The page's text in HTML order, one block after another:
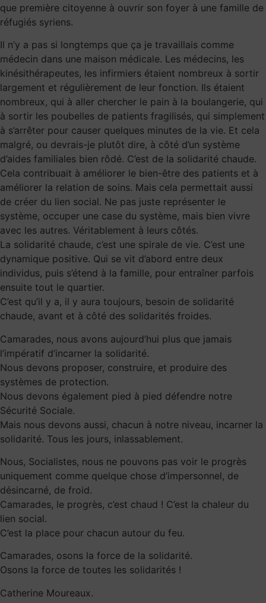
que première citoyenne à ouvrir son foyer à une famille de
réfugiés syriens.
Il n’y a pas si longtemps que ça je travaillais comme
médecin dans une maison médicale. Les médecins, les
kinésithérapeutes, les infirmiers étaient nombreux à sortir
largement et régulièrement de leur fonction. Ils étaient
nombreux, qui à aller chercher le pain à la boulangerie, qui
à sortir les poubelles de patients fragilisés, qui simplement
à s’arrêter pour causer quelques minutes de la vie. Et cela
malgré, ou devrais-je plutôt dire, à côté d’un système
d’aides familiales bien rôdé. C’est de la solidarité chaude.
Cela contribuait à améliorer le bien-être des patients et à
améliorer la relation de soins. Mais cela permettait aussi
de créer du lien social. Ne pas juste représenter le
système, occuper une case du système, mais bien vivre
avec les autres. Véritablement à leurs côtés.
La solidarité chaude, c’est une spirale de vie. C’est une
dynamique positive. Qui se vit d’abord entre deux
individus, puis s’étend à la famille, pour entraîner parfois
ensuite tout le quartier.
C’est qu’il y a, il y aura toujours, besoin de solidarité
chaude, avant et à côté des solidarités froides.
Camarades, nous avons aujourd’hui plus que jamais
l’impératif d’incarner la solidarité.
Nous devons proposer, construire, et produire des
systèmes de protection.
Nous devons également pied à pied défendre notre
Sécurité Sociale.
Mais nous devons aussi, chacun à notre niveau, incarner la
solidarité. Tous les jours, inlassablement.
Nous, Socialistes, nous ne pouvons pas voir le progrès
uniquement comme quelque chose d’impersonnel, de
désincarné, de froid.
Camarades, le progrès, c’est chaud ! C’est la chaleur du
lien social.
C’est la place pour chacun autour du feu.
Camarades, osons la force de la solidarité.
Osons la force de toutes les solidarités !
Catherine Moureaux.